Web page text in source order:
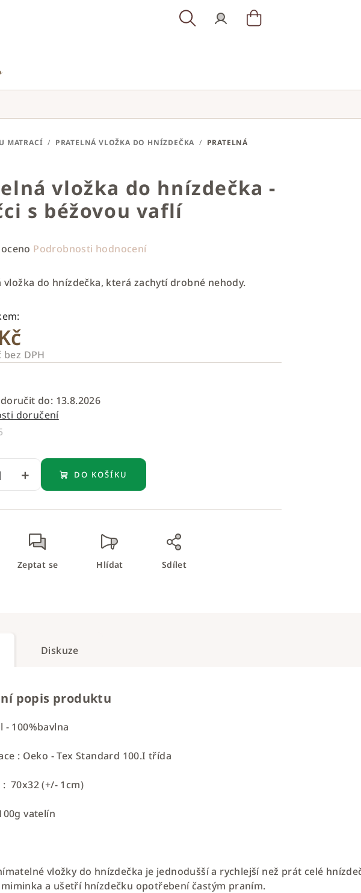
MATRACÍ / PRATELNÁ VLOŽKA DO HNÍZDEČKA / PRATELNÁ
vložka do hnízdečka -
s béžovou vaflí
Podrobnosti hodnocení
vložka do hnízdečka, která zachytí drobné nehody.
bez DPH
do: 13.8.2026
doručení
+ DO KOŠÍKU
Zeptat se Hlídat Sdílet
Diskuze
popis produktu
- 100%bavlna
: Oeko - Tex Standard 100.I třída
: 70x32 (+/- 1cm)
vatelín
vložky do hnízdečka je jednodušší a rychlejší než prát celé
miminka a ušetří hnízdečku opotřebení častým praním.